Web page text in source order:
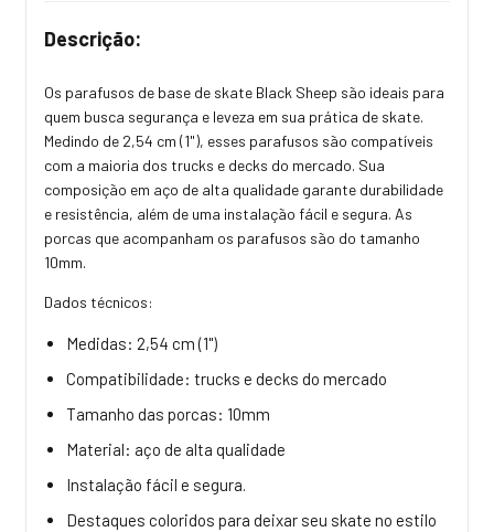
Descrição:
Os parafusos de base de skate Black Sheep são ideais para
quem busca segurança e leveza em sua prática de skate.
Medindo de 2,54 cm (1"), esses parafusos são compatíveis
com a maioria dos trucks e decks do mercado. Sua
composição em aço de alta qualidade garante durabilidade
e resistência, além de uma instalação fácil e segura. As
porcas que acompanham os parafusos são do tamanho
10mm.
Dados técnicos:
Medidas: 2,54 cm (1")
Compatibilidade: trucks e decks do mercado
Tamanho das porcas: 10mm
Material: aço de alta qualidade
Instalação fácil e segura.
Destaques coloridos para deixar seu skate no estilo